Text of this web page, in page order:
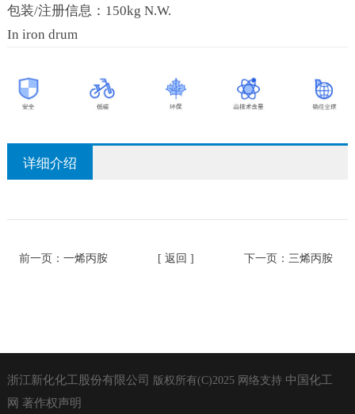
包装/注册信息：150kg N.W.
In iron drum
详细介绍
前一页： 一烯丙胺 [ 返回 ] 下一页： 三烯丙胺
浙江新化化工股份有限公司 版权所有(C)2025网络支持 中国化工
网 著作权声明